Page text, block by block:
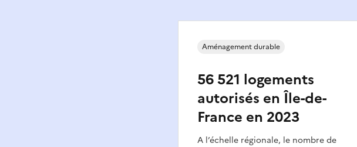
56 521 logements
autorisés en Île-de-
France en 2023
A l’échelle régionale, le nombre de
Aménagement durable